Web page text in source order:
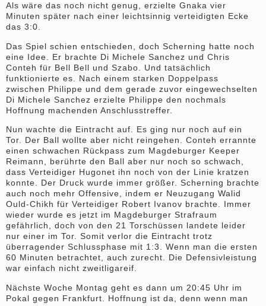
Als wäre das noch nicht genug, erzielte Gnaka vier
Minuten später nach einer leichtsinnig verteidigten Ecke
das 3:0.
Das Spiel schien entschieden, doch Scherning hatte noch
eine Idee. Er brachte Di Michele Sanchez und Chris
Conteh für Bell Bell und Szabo. Und tatsächlich
funktionierte es. Nach einem starken Doppelpass
zwischen Philippe und dem gerade zuvor eingewechselten
Di Michele Sanchez erzielte Philippe den nochmals
Hoffnung machenden Anschlusstreffer.
Nun wachte die Eintracht auf. Es ging nur noch auf ein
Tor. Der Ball wollte aber nicht reingehen. Conteh errannte
einen schwachen Rückpass zum Magdeburger Keeper
Reimann, berührte den Ball aber nur noch so schwach,
dass Verteidiger Hugonet ihn noch von der Linie kratzen
konnte. Der Druck wurde immer größer. Scherning brachte
auch noch mehr Offensive, indem er Neuzugang Walid
Ould-Chikh für Verteidiger Robert Ivanov brachte. Immer
wieder wurde es jetzt im Magdeburger Strafraum
gefährlich, doch von den 21 Torschüssen landete leider
nur einer im Tor. Somit verlor die Eintracht trotz
überragender Schlussphase mit 1:3. Wenn man die ersten
60 Minuten betrachtet, auch zurecht. Die Defensivleistung
war einfach nicht zweitligareif.
Nächste Woche Montag geht es dann um 20:45 Uhr im
Pokal gegen Frankfurt. Hoffnung ist da, denn wenn man